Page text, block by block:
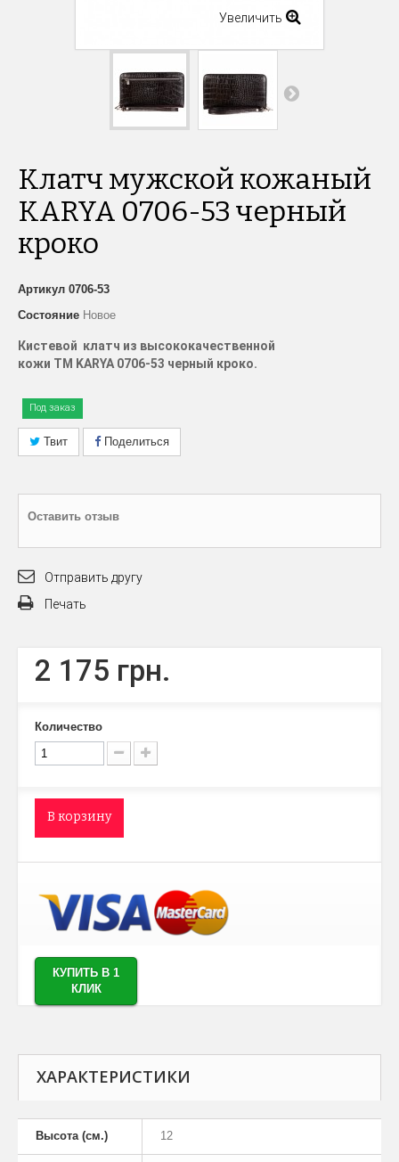
Увеличить
Клатч мужской кожаный
KARYA 0706-53 черный
кроко
Артикул 0706-53
Состояние Новое
Кистевой клатч из высококачественной
кожи TM KARYA0706-53 черный кроко.
Под заказ
Твит Поделиться
Оставить отзыв
Отправить другу
Печать
2 175 грн.
Количество
В корзину
КУПИТЬ В 1
КЛИК
ХАРАКТЕРИСТИКИ
Высота (см.) 12